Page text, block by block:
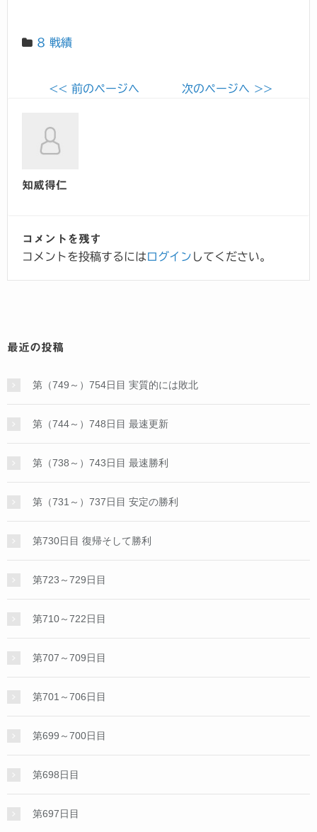
8 戦績
<< 前のページへ 次のページへ >>
知威得仁
コメントを残す
コメントを投稿するにはログイン してください。
最近の投稿
第（749～）754日目 実質的には敗北
第（744～）748日目 最速更新
第（738～）743日目 最速勝利
第（731～）737日目 安定の勝利
第730日目 復帰そして勝利
第723～729日目
第710～722日目
第707～709日目
第701～706日目
第699～700日目
第698日目
第697日目